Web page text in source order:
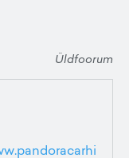
Üldfoorum